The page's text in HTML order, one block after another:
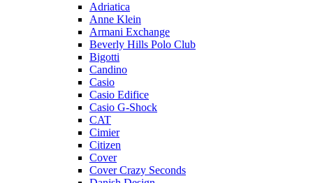
Adriatica
Anne Klein
Armani Exchange
Beverly Hills Polo Club
Bigotti
Candino
Casio
Casio Edifice
Casio G-Shock
CAT
Cimier
Citizen
Cover
Cover Crazy Seconds